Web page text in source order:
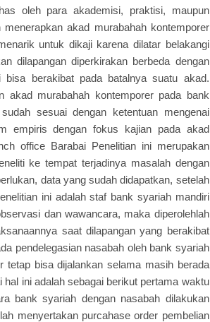
oleh para akademisi, praktisi, maupun
akad murabahah kontemporer
untuk dikaji karena dilatar belakangi
dilapangan diperkirakan berbeda dengan
berakibat pada batalnya suatu akad.
akad murabahah kontemporer pada bank
sesuai dengan ketentuan mengenai
empiris dengan fokus kajian pada akad
office Barabai Penelitian ini merupakan
ke tempat terjadinya masalah dengan
data yang sudah didapatkan, setelah
ini adalah staf bank syariah mandiri
dan wawancara, maka diperolehlah
saat dilapangan yang berakibat
pendelegasian nasabah oleh bank syariah
tetap bisa dijalankan selama masih berada
ini adalah sebagai berikut pertama waktu
bank syariah dengan nasabah dilakukan
menyertakan purcahase order pembelian